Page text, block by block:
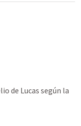
de Lucas según la